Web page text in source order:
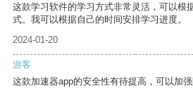
这款学习软件的学习方式非常灵活，可以根
式。我可以根据自己的时间安排学习进度。
2024-01-20
游客
这款加速器app的安全性有待提高，可以加